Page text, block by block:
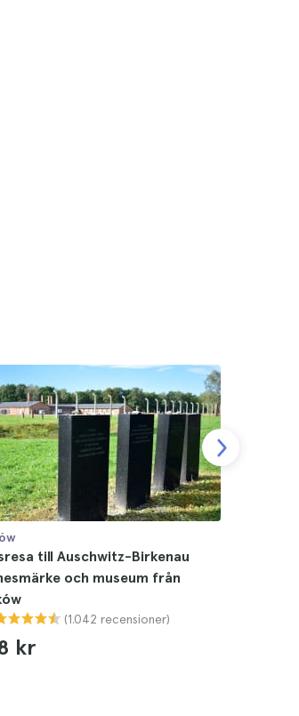
till Auschwitz-Birkenau
och museum från
(1.042 recensioner)
kr